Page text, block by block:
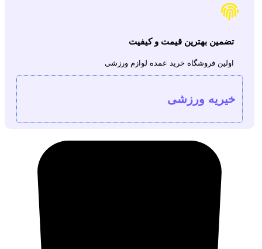
تضمین بهترین قیمت و کیفیت
اولین فروشگاه خرید عمده لوازم ورزشی
خیریه ورزشی